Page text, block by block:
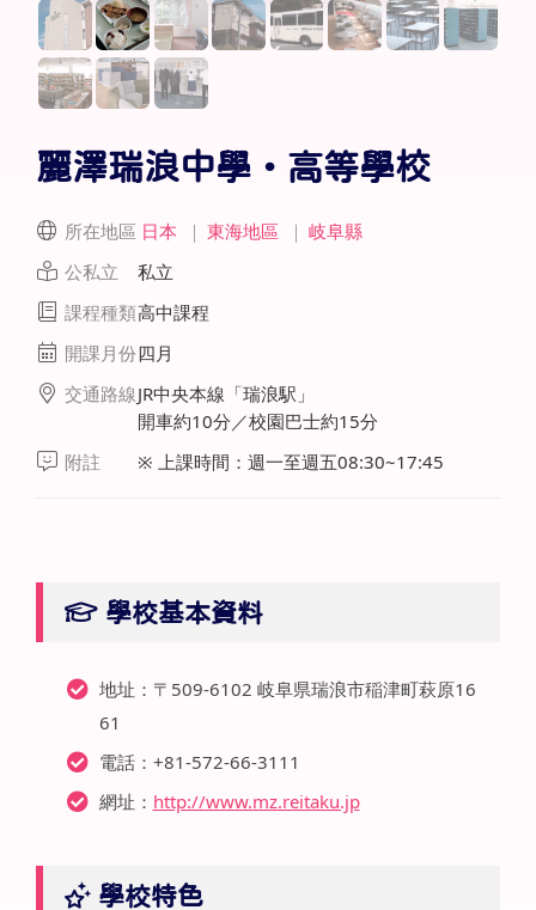
麗澤瑞浪中學・高等學校
所在地區 日本 ｜ 東海地區 ｜ 岐阜縣
公私立
私立
課程種類高中課程
開課月份四月
交通路線JR中央本線「瑞浪駅」
開車約10分／校園巴士約15分
附註
※ 上課時間：週一至週五08:30~17:45
學校基本資料
地址：〒509-6102 岐阜県瑞浪市稲津町萩原16
61
電話：+81-572-66-3111
網址： http://www.mz.reitaku.jp
學校特色